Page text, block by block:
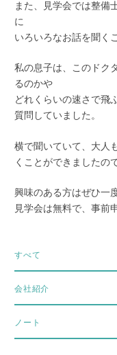
また、見学会では整備
に
いろいろなお話を聞く
私の息子は、このドク
るのかや
どれくらいの速さで飛
質問していました。
横で聞いていて、大人
くことができましたの
興味のある方はぜひ一
見学会は無料で、事前
すべて
会社紹介
ノート